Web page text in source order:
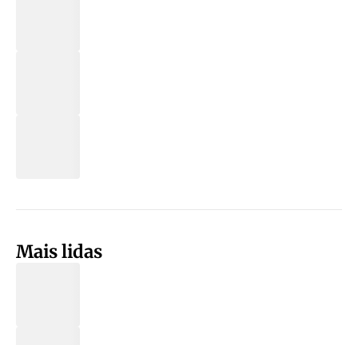
Mais lidas